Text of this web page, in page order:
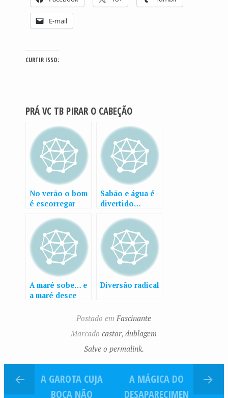
E-mail
CURTIR ISSO:
PRÁ VC TB PIRAR O CABEÇÃO
No verão o bom
é escorregar
Sabão e água é
divertido…
A maré sobe… e
a maré desce
Diversão radical
Postado emFascinante
Marcadocastor,dublagem
Salve o permalink.
A GAROTA CUJA
BOCA NÃO
A MÁGICA DO
DESAPARECIMEN